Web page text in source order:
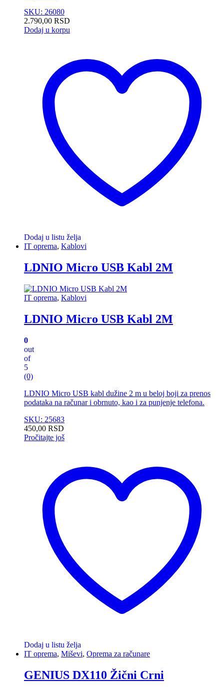
SKU: 26080
2.790,00 RSD
Dodaj u korpu
Dodaj u listu želja
IT oprema, Kablovi
LDNIO Micro USB Kabl 2M
IT oprema, Kablovi
LDNIO Micro USB Kabl 2M
0
out
of
5
(0)
LDNIO Micro USB kabl dužine 2 m u beloj boji za prenos
podataka na računar i obrnuto, kao i za punjenje telefona.
SKU: 25683
450,00 RSD
Pročitajte još
Dodaj u listu želja
IT oprema, Miševi, Oprema za računare
GENIUS DX110 Žični Crni